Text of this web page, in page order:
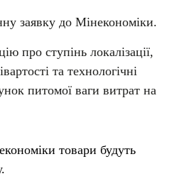
заявку до Мінекономіки.
про ступінь локалізації,
та технологічні
питомої ваги витрат на
товари будуть